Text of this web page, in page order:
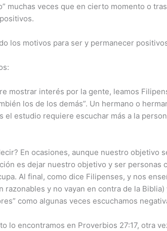
muchas veces que en cierto momento o
los motivos para ser y permanecer
mostrar interés por la gente, leamos
los de los demás”. Un hermano o
el estudio requiere escuchar más a la
En ocasiones, aunque nuestro
es dejar nuestro objetivo y ser personas
Al final, como dice Filipenses, y nos
razonables y no vayan en contra de la
como algunas veces escuchamos
lo encontramos en Proverbios 27:17, otra